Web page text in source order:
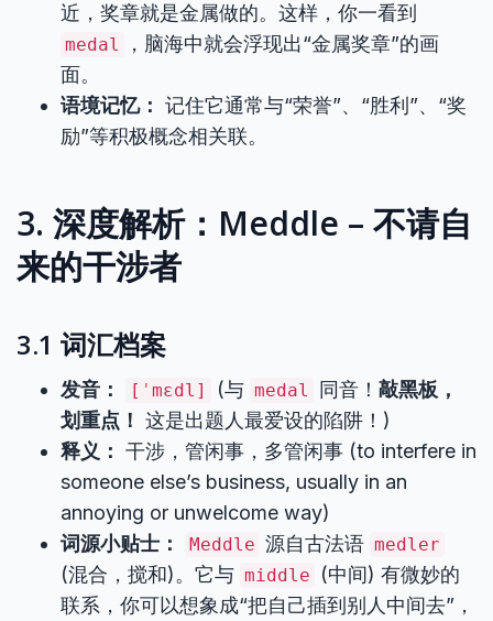
近，奖章就是金属做的。这样，你一看到
medal
，脑海中就会浮现出“金属奖章”的画
面。
语境记忆： 记住它通常与“荣誉”、“胜利”、“奖
励”等积极概念相关联。
3. 深度解析：Meddle – 不请自
来的干涉者
3.1 词汇档案
发音： [ˈmɛdl] (与 medal 同音！ 敲黑板，
划重点！ 这是出题人最爱设的陷阱！)
释义： 干涉，管闲事，多管闲事 (to interfere in
someone else’s business, usually in an
annoying or unwelcome way)
词源小贴士：
Meddle 源自古法语 medler
(混合，搅和)。它与 middle
(中间) 有微妙的
联系，你可以想象成“把自己插到别人中间去”，